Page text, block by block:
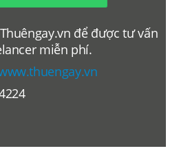
để được tư vấn
miễn phí.